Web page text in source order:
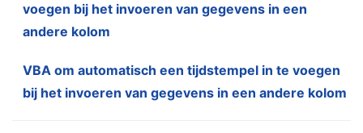
voegen bij het invoeren van gegevens in een
andere kolom
VBA om automatisch een tijdstempel in te voegen
bij het invoeren van gegevens in een andere kolom